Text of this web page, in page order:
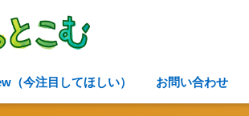
（今注目してほしい） お問い合わせ